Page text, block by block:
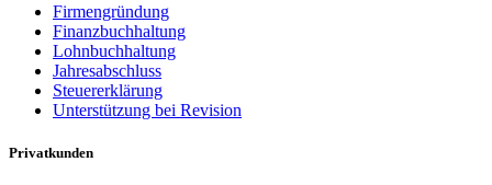
Firmengründung
Finanzbuchhaltung
Lohnbuchhaltung
Jahresabschluss
Steuererklärung
Unterstützung bei Revision
Privatkunden